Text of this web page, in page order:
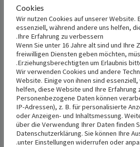
Events
Search
and
Views
Search
Month
-6:00 م
في مدينة فرايبورغ والمحيط
Hofackerstraße 35A,
Cookies
Wir nutzen Cookies auf unserer Website.
essenziell, während andere uns helfen,
Ihre Erfahrung zu verbessern.
Wenn Sie unter 16 Jahre alt sind und Ihre
freiwilligen Diensten geben möchten,
Erziehungsberechtigten um Erlaubnis
Wir verwenden Cookies und andere
Website. Einige von ihnen sind
helfen, diese Website und Ihre Erfahrung
Personenbezogene Daten können
IP-Adressen), z. B. für personalisierte
oder Anzeigen- und Inhaltsmessung.
über die Verwendung Ihrer Daten finden
Datenschutzerklärung. Sie können Ihre
unter Einstellungen widerrufen oder